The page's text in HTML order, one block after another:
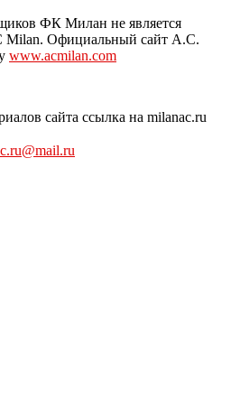
ФК Милан не является
Официальный сайт A.C.
www.acmilan.com
сайта ссылка на milanac.ru